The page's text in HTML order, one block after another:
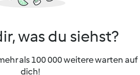
was du siehst?
als 100 000 weitere warten auf
dich!